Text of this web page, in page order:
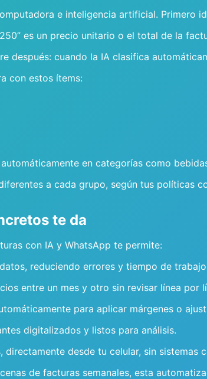
e inteligencia artificial. Primero
es un precio unitario o el total de la
después: cuando la IA clasifica
con estos ítems:
en categorías como
a cada grupo, según tus políticas
te da
con IA y WhatsApp te permite:
reduciendo errores y tiempo de
entre un mes y otro sin revisar línea por
para aplicar márgenes o
digitalizados y listos para análisis.
directamente desde tu celular, sin sistemas
de facturas semanales, esta